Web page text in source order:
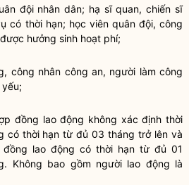
đội nhân dân; hạ sĩ quan, chiến sĩ
có thời hạn; học viên quân đội, công
hưởng sinh hoạt phí;
công nhân công an, người làm công
đồng lao động không xác định thời
có thời hạn từ đủ 03 tháng trở lên và
lao động có thời hạn từ đủ 01
Không bao gồm người lao động là